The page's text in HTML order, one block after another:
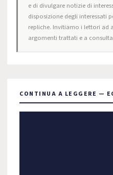
e di divulgare notizie di
disposizione degli interessati
repliche. Invitiamo i lettori ad
argomenti trattati e a
CONTINUA A LEGGERE —